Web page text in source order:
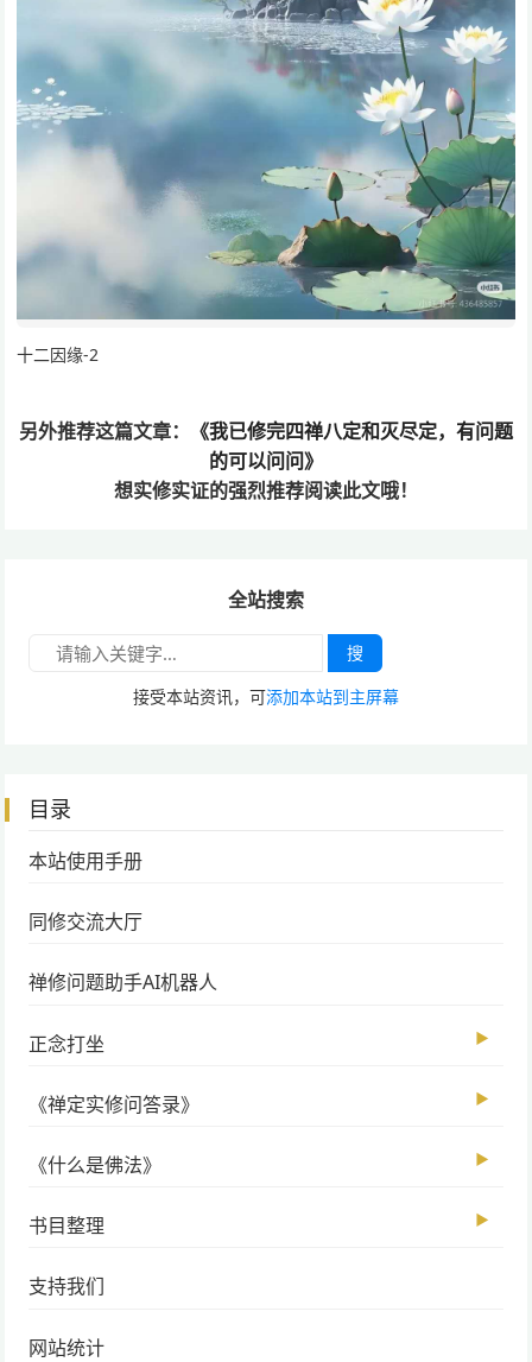
十二因缘-2
另外推荐这篇文章：
《我已修完四禅八定和灭尽定，有问题
的可以问问》
想实修实证的强烈推荐阅读此文哦！
全站搜索
搜
接受本站资讯，可添加本站到主屏幕
目录
本站使用手册
同修交流大厅
禅修问题助手AI机器人
正念打坐 ▶
《禅定实修问答录》 ▶
《什么是佛法》 ▶
书目整理 ▶
支持我们
网站统计